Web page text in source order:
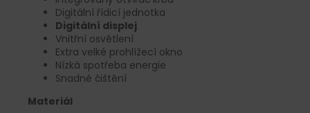
Digitální řídicí jednotka
Digitální displej
Vnitřní osvětlení
Extra velké prohlížecí okno
Nízká spotřeba energie
Snadné čištění
Materiál